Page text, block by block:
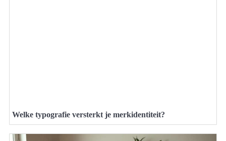
Welke typografie versterkt je merkidentiteit?